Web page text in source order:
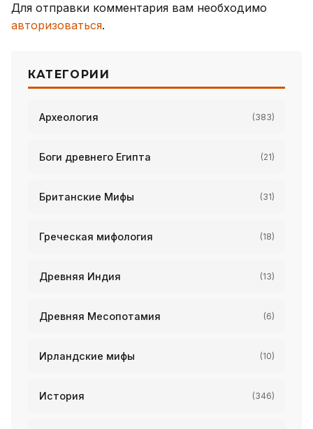
Для отправки комментария вам необходимо
авторизоваться.
КАТЕГОРИИ
Археология (383)
Боги древнего Египта (21)
Британские Мифы (31)
Греческая мифология (18)
Древняя Индия (13)
Древняя Месопотамия (6)
Ирландские мифы (10)
История (346)